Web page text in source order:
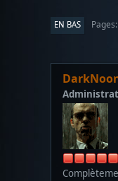
EN BAS Pages